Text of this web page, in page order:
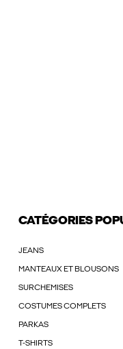
CATÉGORIES
JEANS
MANTEAUX ET BLOUSONS
SURCHEMISES
COSTUMES COMPLETS
PARKAS
T-SHIRTS